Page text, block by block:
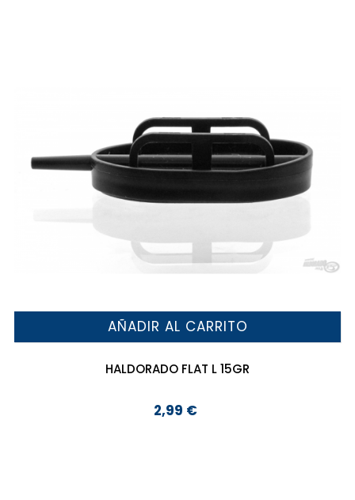
AÑADIR AL CARRITO
HALDORADO FLAT L 15GR
Precio
2,99 €